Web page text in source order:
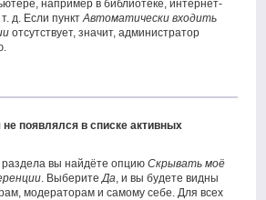
например в библиотеке, интернет-
д. Если пунктАвтоматически входить
отсутствует, значит, администратор
не появлялся в списке активных
раздела вы найдёте опциюСкрывать моё
. ВыберитеДа, и вы будете видны
модераторам и самому себе. Для всех